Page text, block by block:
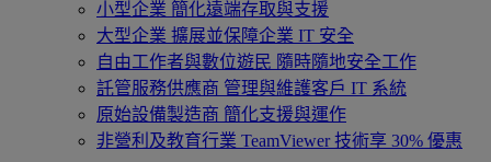
小型企業 簡化遠端存取與支援
大型企業 擴展並保障企業 IT 安全
自由工作者與數位遊民 隨時隨地安全工作
託管服務供應商 管理與維護客戶 IT 系統
原始設備製造商 簡化支援與運作
非營利及教育行業 TeamViewer 技術享 30% 優惠